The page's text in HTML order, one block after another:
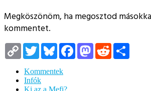
Megköszönöm, ha megosztod
kommentet.
Copy
Link
TwitterBlueskyFacebookMastodon
Reddit
Kommentek
Infók